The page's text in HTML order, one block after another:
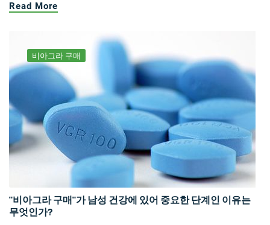
Read More
비아그라 구매
"비아그라 구매"가 남성 건강에 있어 중요한 단계인 이유는
무엇인가?